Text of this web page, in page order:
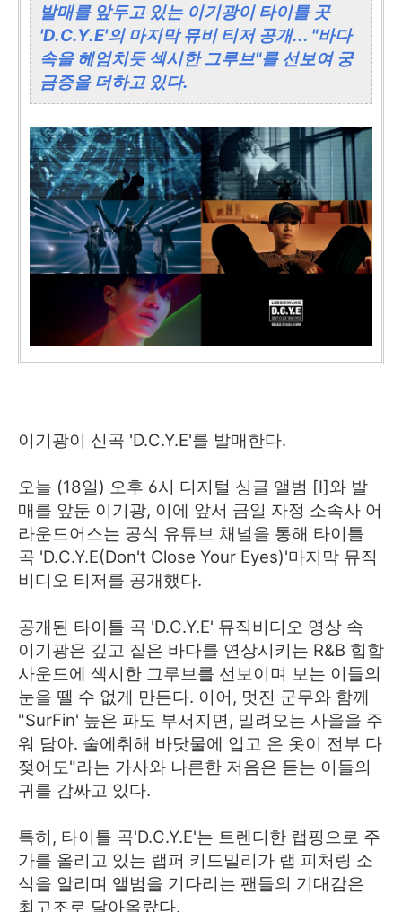
발매를 앞두고 있는 이기광이 타이틀 곳
'D.C.Y.E'의 마지막 뮤비 티저 공개... "바다
속을 헤엄치듯 섹시한 그루브"를 선보여 궁
금증을 더하고 있다.
이기광이 신곡 'D.C.Y.E'를 발매한다.
오늘 (18일) 오후 6시 디지털 싱글 앨범 [I]와 발
매를 앞둔 이기광, 이에 앞서 금일 자정 소속사 어
라운드어스는 공식 유튜브 채널을 통해 타이틀
곡 'D.C.Y.E(Don't Close Your Eyes)'마지막 뮤직
비디오 티저를 공개했다.
공개된 타이틀 곡 'D.C.Y.E' 뮤직비디오 영상 속
이기광은 깊고 짙은 바다를 연상시키는 R&B 힙합
사운드에 섹시한 그루브를 선보이며 보는 이들의
눈을 뗄 수 없게 만든다. 이어, 멋진 군무와 함께
"SurFin' 높은 파도 부서지면, 밀려오는 사을을 주
워 담아. 술에취해 바닷물에 입고 온 옷이 전부 다
젖어도"라는 가사와 나른한 저음은 듣는 이들의
귀를 감싸고 있다.
특히, 타이틀 곡'D.C.Y.E'는 트렌디한 랩핑으로 주
가를 올리고 있는 랩퍼 키드밀리가 랩 피처링 소
식을 알리며 앨범을 기다리는 팬들의 기대감은
최고조로 달아올랐다.